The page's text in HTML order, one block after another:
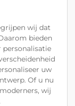
wij dat
bieden
uw
Of u nu
wij